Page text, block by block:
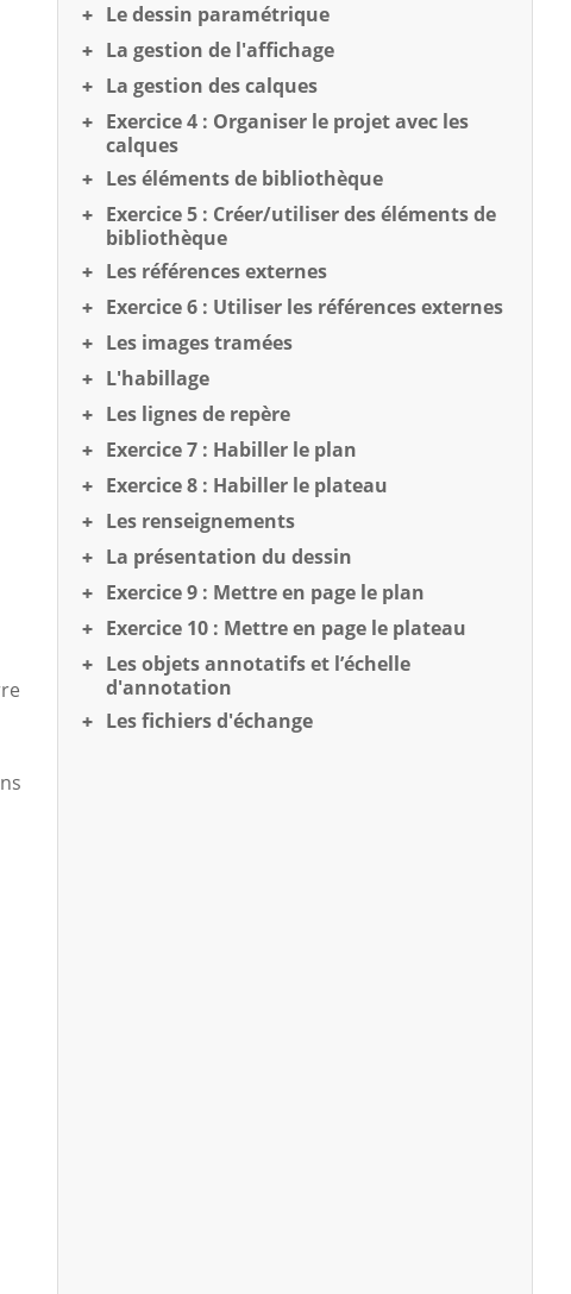
Le dessin paramétrique
La gestion de l'affichage
La gestion des calques
Exercice 4 : Organiser le projet avec les
calques
Les éléments de bibliothèque
Exercice 5 : Créer/utiliser des éléments de
bibliothèque
Les références externes
Exercice 6 : Utiliser les références externes
Les images tramées
L'habillage
Les lignes de repère
Exercice 7 : Habiller le plan
Exercice 8 : Habiller le plateau
Les renseignements
La présentation du dessin
Exercice 9 : Mettre en page le plan
Exercice 10 : Mettre en page le plateau
Les objets annotatifs et l’échelle
d'annotation
Les fichiers d'échange